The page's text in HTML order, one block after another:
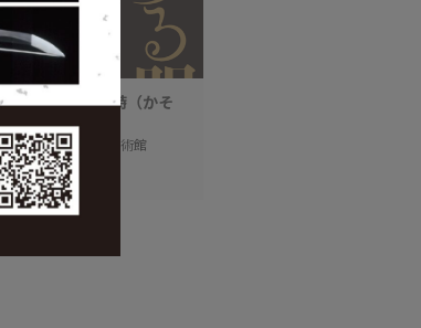
－台北・何創時（かそ
宝」
日(金) / 大阪市立美術館